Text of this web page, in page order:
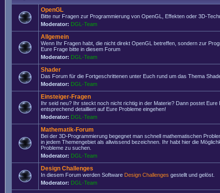
OpenGL
Bitte nur Fragen zur Programmierung von OpenGL, Effekten oder 3D-
Moderator: DGL-Team
Allgemein
Wenn Ihr Fragen habt, die nicht direkt OpenGL betreffen, sondern zur
Eure Frage bitte in diesem Forum
Moderator: DGL-Team
Shader
Das Forum für die Fortgeschrittenen unter Euch rund um das Thema
Moderator: DGL-Team
Einsteiger-Fragen
Ihr seid neu? Ihr steckt noch nicht richtig in der Materie? Dann postet Eure
entsprechend detailliert auf Eure Probleme eingehen!
Moderator: DGL-Team
Mathematik-Forum
Bei der 3D-Programmierung begegnet man schnell mathematischen
in jedem Themengebiet als allwissend bezeichnen. Ihr habt hier die
Probleme zu suchen.
Moderator: DGL-Team
Design Challenges
In diesem Forum werden Software Design Challenges gestellt und gelöst.
Moderator: DGL-Team